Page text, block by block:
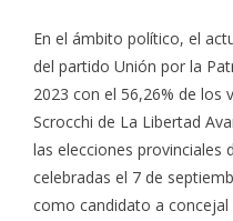
En el ámbito político, el
del partido Unión por la
2023 con el 56,26% de los
Scrocchi de La Libertad
las elecciones provinciales
celebradas el 7 de
como candidato a